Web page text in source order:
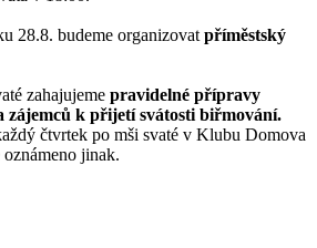
28.8. budeme organizovat příměstský
zahajujeme pravidelné přípravy
zájemců k přijetí svátosti biřmování.
čtvrtek po mši svaté v Klubu Domova
jinak.